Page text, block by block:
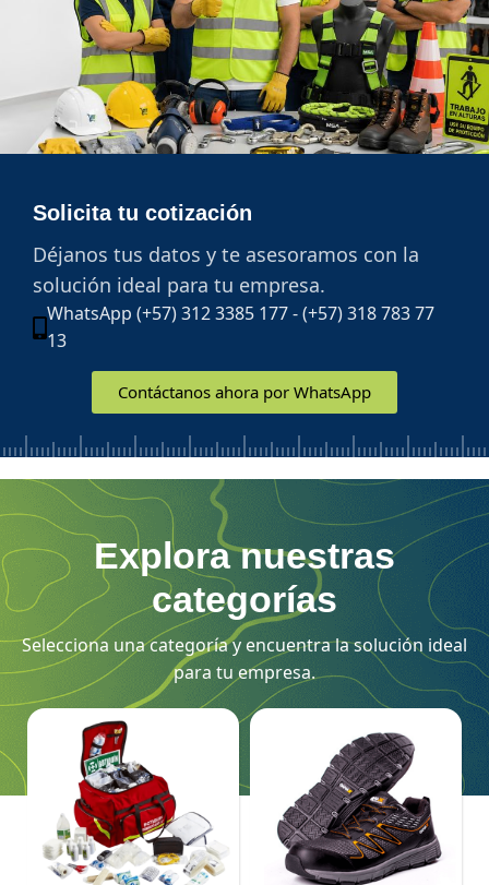
Solicita tu cotización
Déjanos tus datos y te asesoramos con la
solución ideal para tu empresa.
WhatsApp (+57) 312 3385 177 - (+57) 318 783 77
13
Contáctanos ahora por WhatsApp
Explora nuestras
categorías
Selecciona una categoría y encuentra la solución ideal
para tu empresa.